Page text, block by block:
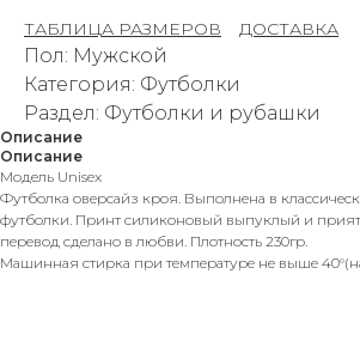
ТАБЛИЦА РАЗМЕРОВ ДОСТАВКА
Пол: Мужской
Категория: Футболки
Раздел: Футболки и рубашки
Описание
Описание
Модель Unisex
Футболка оверсайз кроя. Выполнена в
футболки. Принт силиконовый выпуклый и
перевод сделано в любви. Плотность 230гр.
Машинная стирка при температуре не выше